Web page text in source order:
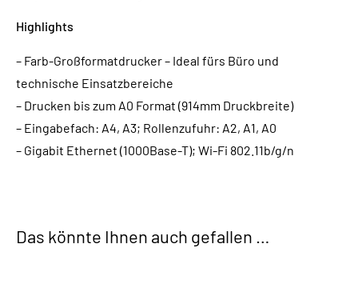
Highlights
– Farb-Großformatdrucker – Ideal fürs Büro und
technische Einsatzbereiche
– Drucken bis zum A0 Format (914mm Druckbreite)
– Eingabefach: A4, A3; Rollenzufuhr: A2, A1, A0
– Gigabit Ethernet (1000Base-T); Wi-Fi 802.11b/g/n
Das könnte Ihnen auch gefallen …